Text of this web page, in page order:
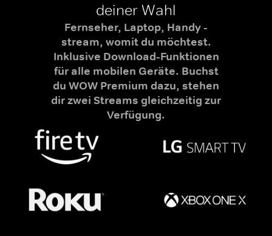
deiner Wahl
Fernseher, Laptop, Handy -
stream, womit du möchtest.
Inklusive Download-Funktionen
für alle mobilen Geräte. Buchst
du WOW Premium dazu, stehen
dir zwei Streams gleichzeitig zur
Verfügung.